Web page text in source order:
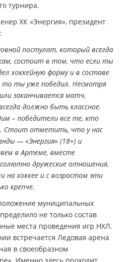
турнира.
ХК «Энергия», президент
постулат, который всегда
состоит в том, что если ты
хоккейную форму и в составе
ты уже победил. Несмотря
заканчивается матч,
должно быть классное.
– победители все те, кто
Стоит отметить, что у нас
— «Энергия» (18+) и
в Артеме, вместе
дружеские отношения,
хоккее и с возрастом эти
крепче.
муниципальных
не только состав
места проведения игр НХЛ.
встречается Ледовая арена
в своеобразном